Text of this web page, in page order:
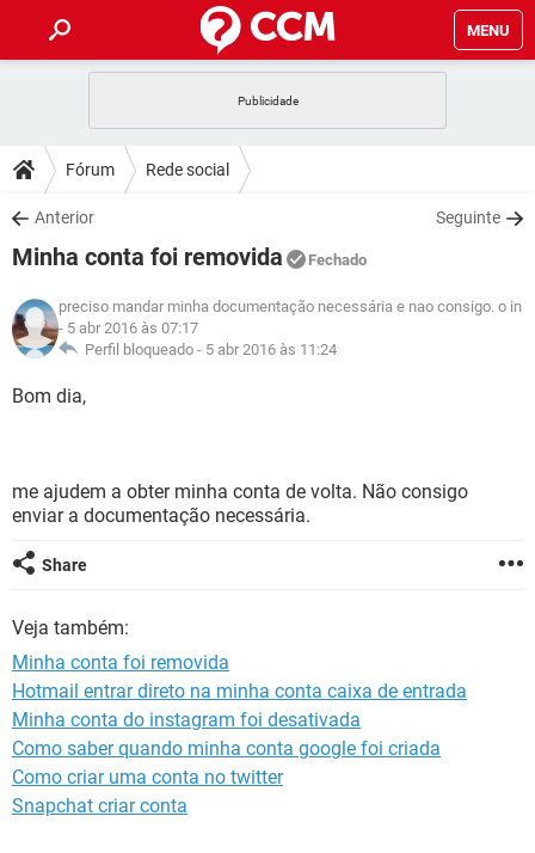
MENU
CELULAR
OUTLOOK
INSTAGRAM GMAIL
GUIA DE COMPRAS
DICAS
JOGOS
INSTAGRAM GMAIL
GUIA DE COMPRAS
DOWNLOADS
JOGOS WHATSAPP
CELULAR FACEBOOK
OUTLOOK
JOGOS WHATSAPP
CELULAR FACEBOOK
OUTLOOK
GUIA DE COMPRAS
GLOSSÁRIO
INSTAGRAM GMAIL
Fórum Rede social
Anterior Seguinte
Minha conta foi removida Fechado
preciso mandar minha documentação necessária e nao consigo. o in
- 5 abr 2016 às 07:17
Perfil bloqueado - 5 abr 2016 às 11:24
Bom dia,
me ajudem a obter minha conta de volta. Não consigo
enviar a documentação necessária.
Share
Veja também:
Minha conta foi removida
Hotmail entrar direto na minha conta caixa de entrada
Minha conta do instagram foi desativada
Como saber quando minha conta google foi criada
Como criar uma conta no twitter
Snapchat criar conta